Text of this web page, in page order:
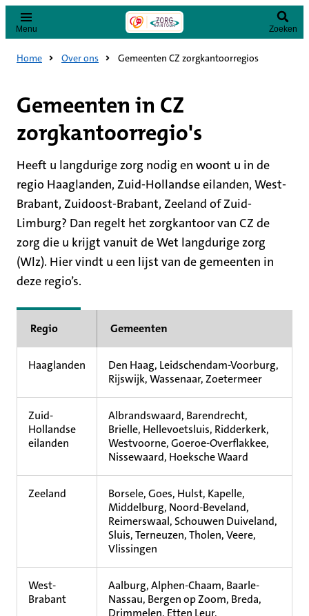
Menu Zoeken
Home Over ons Gemeenten CZ zorgkantoorregios
Gemeenten in CZ
zorgkantoorregio's
Heeft u langdurige zorg nodig en woont u in de
regio Haaglanden, Zuid-Hollandse eilanden, West-
Brabant, Zuidoost-Brabant, Zeeland of Zuid-
Limburg? Dan regelt het zorgkantoor van CZ de
zorg die u krijgt vanuit de Wet langdurige zorg
(Wlz). Hier vindt u een lijst van de gemeenten in
deze regio’s.
Regio Gemeenten
Haaglanden
Den Haag, Leidschendam-Voorburg,
Rijswijk, Wassenaar, Zoetermeer
Zuid-
Hollandse
eilanden
Albrandswaard, Barendrecht,
Brielle, Hellevoetsluis, Ridderkerk,
Westvoorne, Goeroe-Overflakkee,
Nissewaard, Hoeksche Waard
Zeeland
Borsele, Goes, Hulst, Kapelle,
Middelburg, Noord-Beveland,
Reimerswaal, Schouwen Duiveland,
Sluis, Terneuzen, Tholen, Veere,
Vlissingen
West-
Brabant
Aalburg, Alphen-Chaam, Baarle-
Nassau, Bergen op Zoom, Breda,